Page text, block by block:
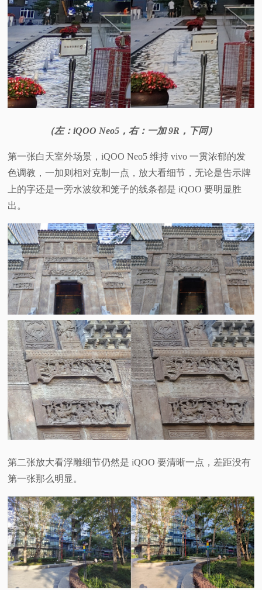
（左：iQOO Neo5，右：一加 9R，下同）
第一张白天室外场景，iQOO Neo5 维持 vivo 一贯浓郁的发
色调教，一加则相对克制一点，放大看细节，无论是告示牌
上的字还是一旁水波纹和笼子的线条都是 iQOO 要明显胜
出。
第二张放大看浮雕细节仍然是 iQOO 要清晰一点，差距没有
第一张那么明显。